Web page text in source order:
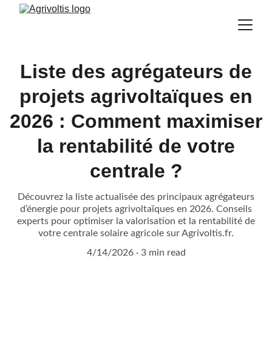
Liste des agrégateurs de
projets agrivoltaïques en
2026 : Comment maximiser
la rentabilité de votre
centrale ?
Découvrez la liste actualisée des principaux agrégateurs
d’énergie pour projets agrivoltaïques en 2026. Conseils
experts pour optimiser la valorisation et la rentabilité de
votre centrale solaire agricole sur Agrivoltis.fr.
4/14/2026
3 min read